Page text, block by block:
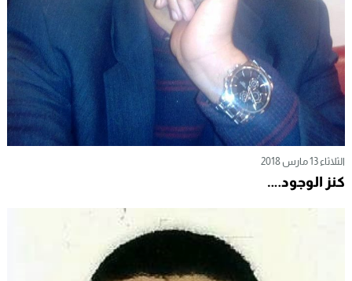
الثلاثاء 13 مارس 2018
كنز الوجود….